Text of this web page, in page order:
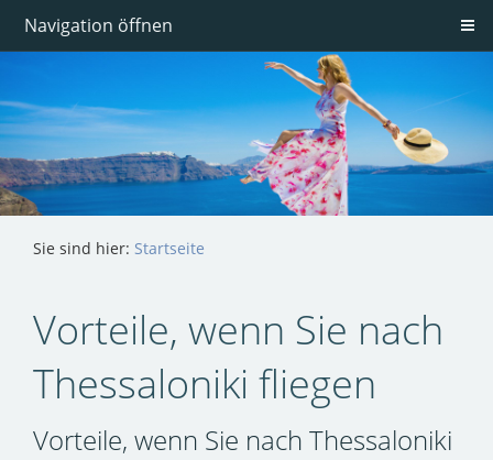
Navigation öffnen
Sie sind hier: Startseite
Vorteile, wenn Sie nach
Thessaloniki fliegen
Vorteile, wenn Sie nach Thessaloniki